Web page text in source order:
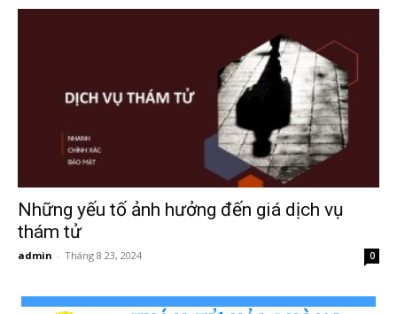
Những yếu tố ảnh hưởng đến giá dịch vụ
thám tử
admin - Tháng 8 23, 2024 0